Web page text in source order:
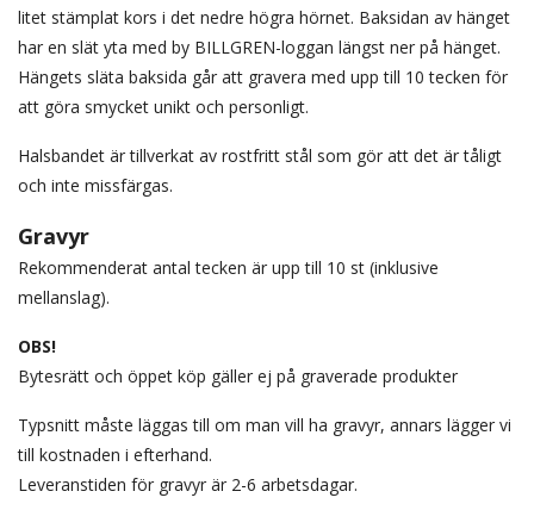
litet stämplat kors i det nedre högra hörnet. Baksidan av hänget
har en slät yta med by BILLGREN-loggan längst ner på hänget.
Hängets släta baksida går att gravera med upp till 10 tecken för
att göra smycket unikt och personligt.
Halsbandet är tillverkat av rostfritt stål som gör att det är tåligt
och inte missfärgas.
Gravyr
Rekommenderat antal tecken är upp till 10 st (inklusive
mellanslag).
OBS!
Bytesrätt och öppet köp gäller ej på graverade produkter
Typsnitt måste läggas till om man vill ha gravyr, annars lägger vi
till kostnaden i efterhand.
Leveranstiden för gravyr är 2-6 arbetsdagar.